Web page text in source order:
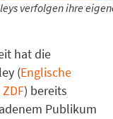
verfolgen ihre
hat die
(Englische
) bereits
Publikum